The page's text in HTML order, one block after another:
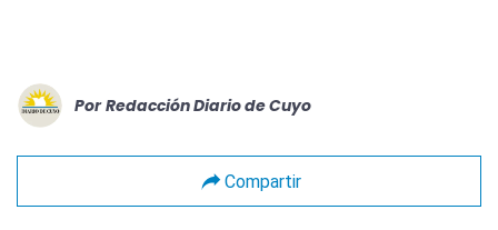
Por Redacción Diario de Cuyo
Compartir